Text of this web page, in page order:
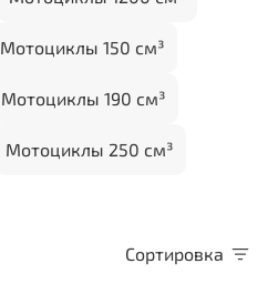
Мотоциклы 150 см³
Мотоциклы 190 см³
Мотоциклы 250 см³
Сортировка